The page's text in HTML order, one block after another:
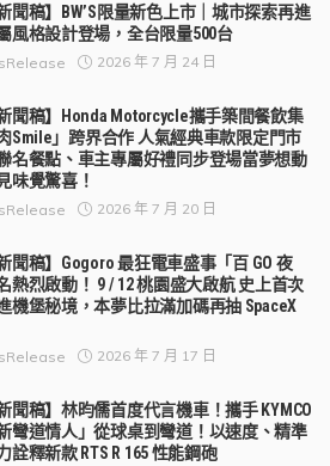
聞稿】BW’S限量新色上市｜城市探索再進
風格設計登場，全台限量500台
2026 年 7 月 24 日
聞稿】Honda Motorcycle攜手築間餐飲集
Smile」跨界合作 人氣經典車款限定門市
名餐點、車主專屬好禮同步登場當夢想動
味覺驚喜！
2026 年 7 月 20 日
聞稿】Gogoro 最狂電車盛事「百 GO 夜
熱烈啟動！ 9 / 12 桃園盛大啟航 史上首次
機堡秘境，本夢比拉滿加碼再抽 SpaceX
2026 年 7 月 17 日
聞稿】林昀儒首度代言機車！攜手 KYMCO
彎道情人」從球桌到彎道！以速度、精準
詮釋新款 RTS R 165 性能鋼砲